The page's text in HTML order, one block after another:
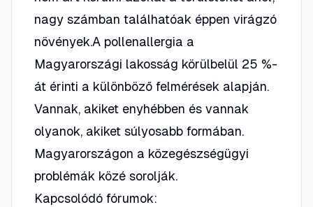
nagy számban találhatóak éppen virágzó
növények.A pollenallergia a
Magyarországi lakosság körülbelül 25 %-
át érinti a különböző felmérések alapján.
Vannak, akiket enyhébben és vannak
olyanok, akiket súlyosabb formában.
Magyarországon a közegészségügyi
problémák közé sorolják.
Kapcsolódó fórumok: